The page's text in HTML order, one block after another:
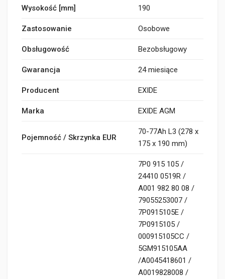
Wysokość [mm] 190
Zastosowanie Osobowe
Obsługowość Bezobsługowy
Gwarancja 24 miesiące
Producent EXIDE
Marka EXIDE AGM
Pojemność / Skrzynka EUR
70-77Ah L3 (278 x
175 x 190 mm)
7P0 915 105 /
24410 0519R /
A001 982 80 08 /
79055253007 /
7P0915105E /
7P0915105 /
000915105CC /
5GM915105AA
/A0045418601 /
A0019828008 /